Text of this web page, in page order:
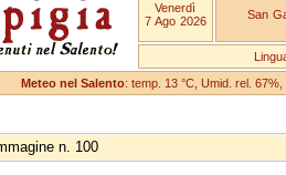
Venerdì
7 Ago 2026
San
Meteo nel Salento: temp. 13 °C, Umid. rel.
n. 100